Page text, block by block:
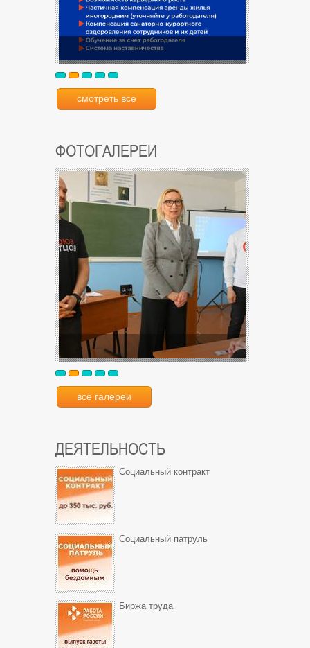
смотреть все
ФОТОГАЛЕРЕИ
все галереи
ДЕЯТЕЛЬНОСТЬ
Социальный контракт
Социальный патруль
Биржа труда